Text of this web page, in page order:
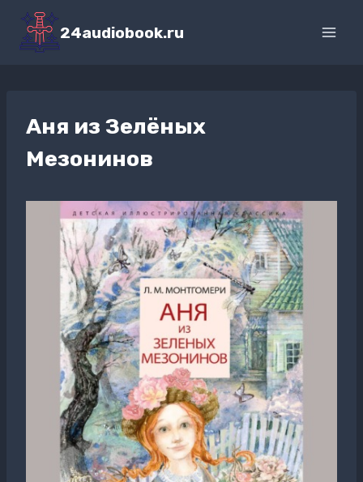
Перейти
содержимому
24audiobook.ru
Аня из Зелёных
Мезонинов